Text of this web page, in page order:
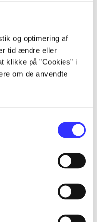
og optimering af
tid ændre eller
klikke på ”Cookies” i
om de anvendte
dolor sit amet ...
dolor sit amet ...
dolor sit amet ...
dolor sit amet ...
dolor sit amet ...
dolor sit amet ...
dolor sit amet ...